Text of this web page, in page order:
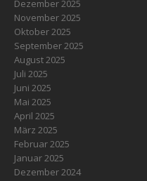
Dezember 2025
November 2025
Oktober 2025
September 2025
August 2025
Juli 2025
Juni 2025
Mai 2025
April 2025
März 2025
Februar 2025
Januar 2025
Dezember 2024